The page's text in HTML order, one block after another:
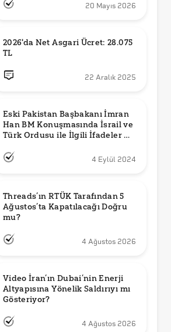
20 Mayıs 2026
2026'da Net Asgari Ücret: 28.075
TL
22 Aralık 2025
Eski Pakistan Başbakanı İmran
Han BM Konuşmasında İsrail ve
Türk Ordusu ile İlgili İfadeler mi
4 Eylül 2024
Threads’ın RTÜK Tarafından 5
Ağustos’ta Kapatılacağı Doğru
mu?
4 Ağustos 2026
Video İran’ın Dubai’nin Enerji
Altyapısına Yönelik Saldırıyı mı
Gösteriyor?
4 Ağustos 2026